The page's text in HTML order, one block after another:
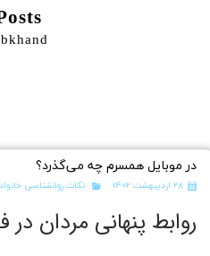
در موبایل همسرم چه می‌گذرد؟
۲۸ اردیبهشت ۱۴۰۲ نکات روانشناسی
روابط پنهانی مردان